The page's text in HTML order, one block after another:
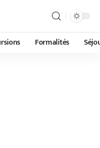
Formalités